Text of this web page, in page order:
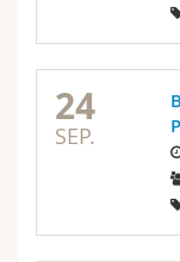
24
SEP.